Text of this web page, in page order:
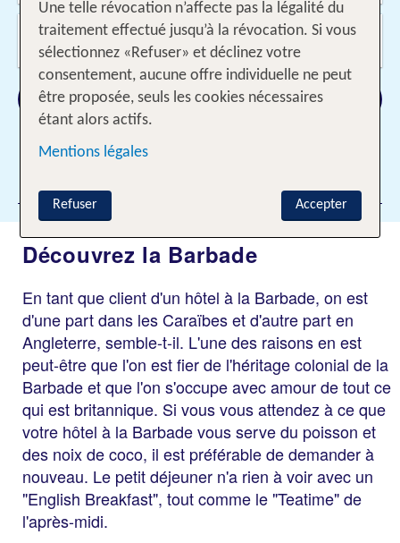
Voyageurs?
2 Adultes
Rechercher
Découvrez la Barbade
En tant que client d'un hôtel à la Barbade, on est
d'une part dans les Caraïbes et d'autre part en
Angleterre, semble-t-il. L'une des raisons en est
peut-être que l'on est fier de l'héritage colonial de la
Barbade et que l'on s'occupe avec amour de tout ce
qui est britannique. Si vous vous attendez à ce que
votre hôtel à la Barbade vous serve du poisson et
des noix de coco, il est préférable de demander à
nouveau. Le petit déjeuner n'a rien à voir avec un
"English Breakfast", tout comme le "Teatime" de
l'après-midi.
Une telle révocation n’affecte pas la légalité du
traitement effectué jusqu’à la révocation. Si vous
sélectionnez «Refuser» et déclinez votre
consentement, aucune offre individuelle ne peut
être proposée, seuls les cookies nécessaires
étant alors actifs.
Mentions légales
Accepter
Refuser